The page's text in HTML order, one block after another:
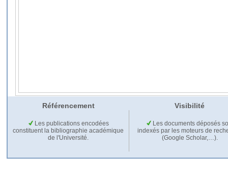
Référencement Visibilité
Les publications encodées
constituent la bibliographie académique
de l'Université.
Les documents déposés
indexés par les moteurs de
(Google Scholar,…).